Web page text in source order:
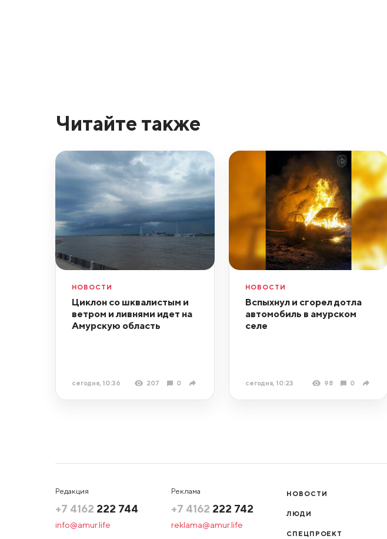
Читайте также
НОВОСТИ
Циклон со шквалистым и
ветром и ливнями идет на
Амурскую область
сегодня, 10:36 207 0
НОВОСТИ
Вспыхнул и сгорел дотла
автомобиль в амурском
селе
сегодня, 10:23 98 0
Редакция
+7 4162 222 744
info@amur.life
Реклама
+7 4162 222 742
reklama@amur.life
НОВОСТИ
ЛЮДИ
СПЕЦПРОЕКТ